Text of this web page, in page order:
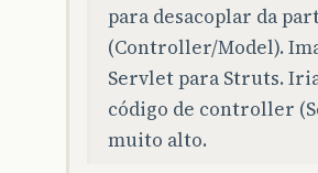
para desacoplar da
(Controller/Model).
Servlet para Struts.
código de controller
muito alto.